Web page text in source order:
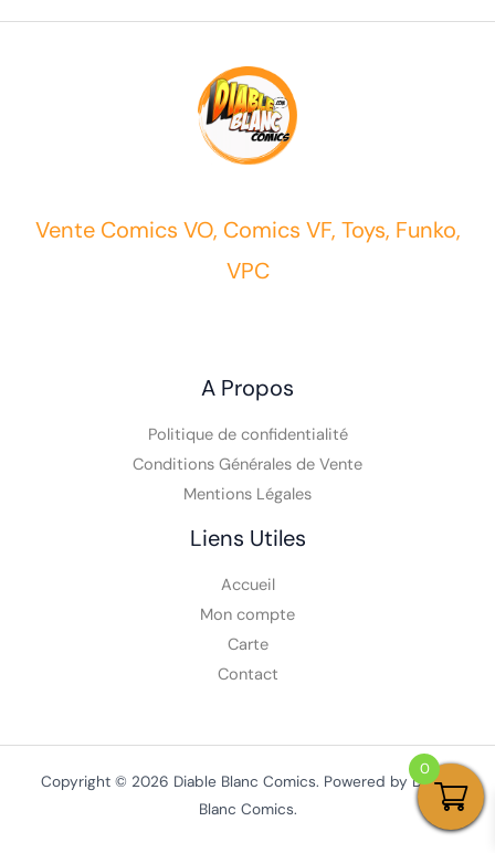
Vente Comics VO, Comics VF, Toys, Funko,
VPC
A Propos
Politique de confidentialité
Conditions Générales de Vente
Mentions Légales
Liens Utiles
Accueil
Mon compte
Carte
Contact
Copyright © 2026 Diable Blanc Comics. Powered by Diable
Blanc Comics.
0